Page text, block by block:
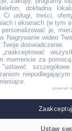
dokładna
Ci usługi, treści,
i ekranach (w tym
personalizować je,
Nagrywanie wideo
Twoje doświadczenie.
„zaakceptować
momencie za
"ustawić
powered
Ustaw